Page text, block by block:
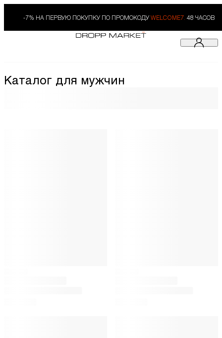
-7% НА ПЕРВУЮ ПОКУПКУ ПО ПРОМОКОДУ WELCOME7. 48 ЧАСОВ
Каталог для мужчин